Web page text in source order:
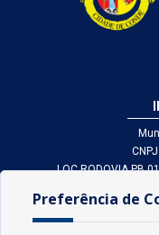
LOC RODOVIA PB
Exp:
Preferência de